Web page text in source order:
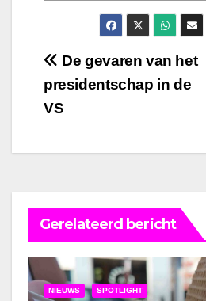
Bericht
navigatie
De gevaren van het
presidentschap in de
VS
Gerelateerd bericht
NIEUWS SPOTLIGHT